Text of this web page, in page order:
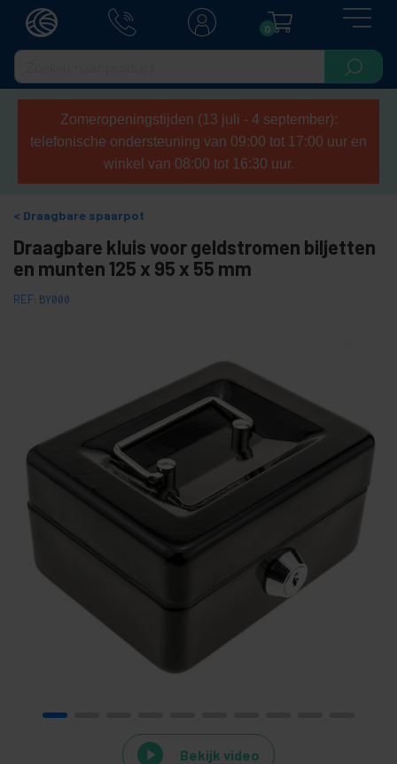
0
Zomeropeningstijden (13 juli - 4 september):
telefonische ondersteuning van 09:00 tot 17:00 uur en
winkel van 08:00 tot 16:30 uur.
Draagbare spaarpot
Draagbare kluis voor geldstromen biljetten
en munten 125 x 95 x 55 mm
REF: BY000
Bekijk video